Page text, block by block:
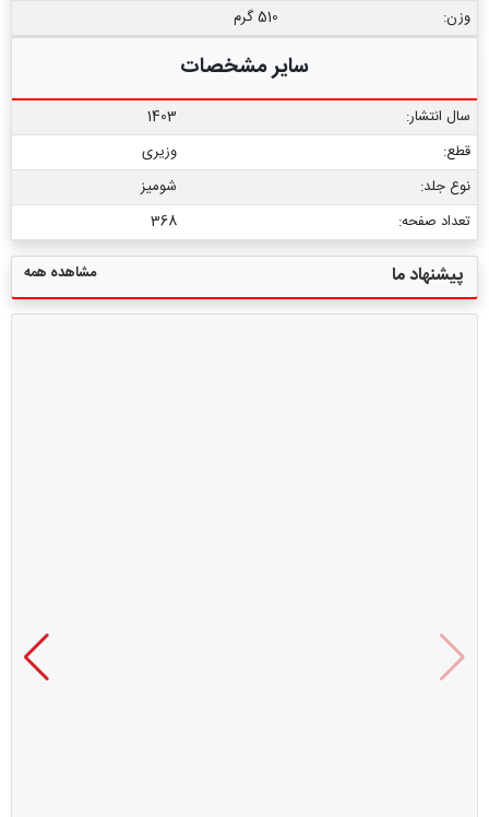
وزن:
510 گرم
سایر مشخصات
سال انتشار:
1403
قطع:
وزیری
نوع جلد:
شومیز
تعداد صفحه:
368
پیشنهاد ما مشاهده همه